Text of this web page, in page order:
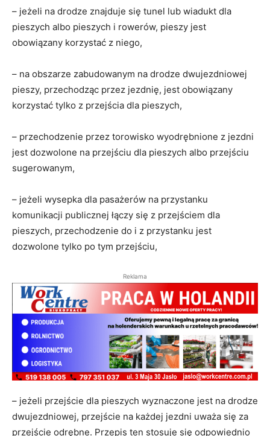
– jeżeli na drodze znajduje się tunel lub wiadukt dla
pieszych albo pieszych i rowerów, pieszy jest
obowiązany korzystać z niego,
– na obszarze zabudowanym na drodze dwujezdniowej
pieszy, przechodząc przez jezdnię, jest obowiązany
korzystać tylko z przejścia dla pieszych,
– przechodzenie przez torowisko wyodrębnione z jezdni
jest dozwolone na przejściu dla pieszych albo przejściu
sugerowanym,
– jeżeli wysepka dla pasażerów na przystanku
komunikacji publicznej łączy się z przejściem dla
pieszych, przechodzenie do i z przystanku jest
dozwolone tylko po tym przejściu,
Reklama
– jeżeli przejście dla pieszych wyznaczone jest na drodze
dwujezdniowej, przejście na każdej jezdni uważa się za
przejście odrębne. Przepis ten stosuje się odpowiednio